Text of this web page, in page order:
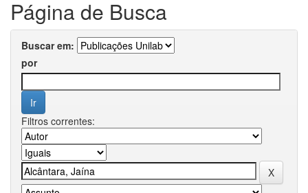
Página de Busca
Buscar em:
por
Filtros correntes: